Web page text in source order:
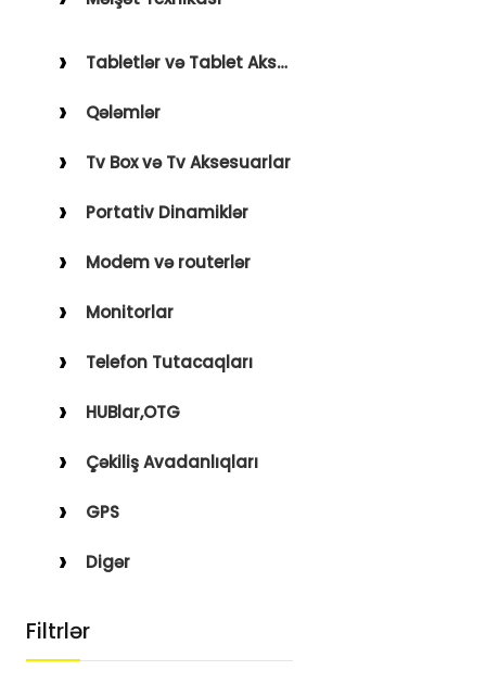
Holder
Avto Kameralar
Fenlər
Blender, Toster, Kettle
Tabletlər və Tablet Aksesuarları
Qələmlər
Tv Box və Tv Aksesuarlar
Portativ Dinamiklər
Modem və routerlər
Monitorlar
Telefon Tutacaqları
HUBlar,OTG
Çəkiliş Avadanlıqları
GPS
Digər
Filtrlər